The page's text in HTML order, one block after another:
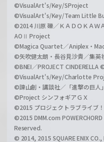
©VisualArt's/Key/SProject
©VisualArt's/Key/Team Little
©2014 川原 礫／ＫＡＤＯＫＡＷ
AOⅡ Project
©Magica Quartet／Aniplex・
©矢吹健太朗・長谷見沙貴／集英
©BNEI／PROJECT CINDERELLA
©VisualArt's/Key/Charlotte
©諫山創・講談社／「進撃の巨人
©Project シンフォギアＧＸ
©2015 プロジェクトラブライブ
©2015 DMM.com
Reserved.
© 2014, 2015 SQUARE ENIX